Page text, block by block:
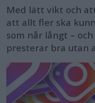
Med lätt vikt och
att allt fler ska
som når långt –
presterar bra utan